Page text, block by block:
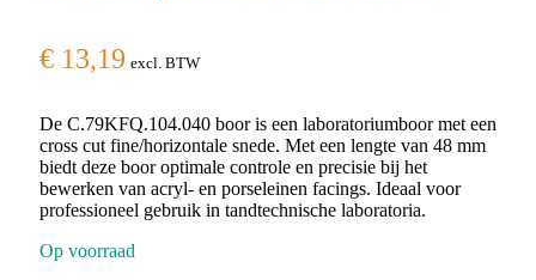
€ 13,19 excl. BTW
De C.79KFQ.104.040 boor is een laboratoriumboor met een
cross cut fine/horizontale snede. Met een lengte van 48 mm
biedt deze boor optimale controle en precisie bij het
bewerken van acryl- en porseleinen facings. Ideaal voor
professioneel gebruik in tandtechnische laboratoria.
Op voorraad